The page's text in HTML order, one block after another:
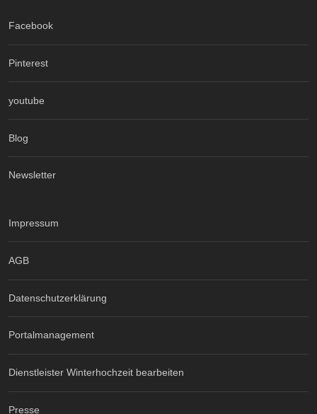
Facebook
Pinterest
youtube
Blog
Newsletter
Impressum
AGB
Datenschutzerklärung
Portalmanagement
Dienstleister Winterhochzeit bearbeiten
Presse